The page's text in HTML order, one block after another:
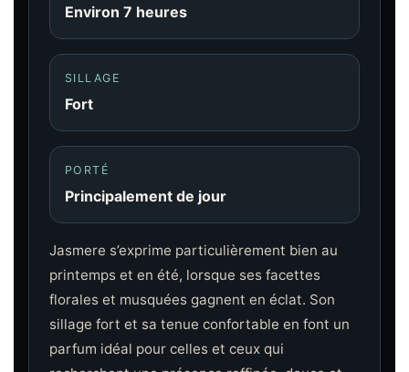
Environ 7 heures
SILLAGE
Fort
PORTÉ
Principalement de jour
Jasmere s’exprime particulièrement bien au
printemps et en été, lorsque ses facettes
florales et musquées gagnent en éclat. Son
sillage fort et sa tenue confortable en font un
parfum idéal pour celles et ceux qui